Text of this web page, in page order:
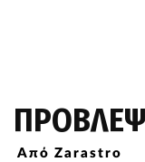
Από Zarastro